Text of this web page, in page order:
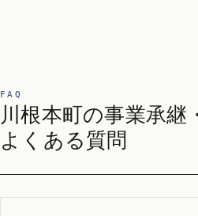
FAQ
川根本町の事業承継
よくある質問